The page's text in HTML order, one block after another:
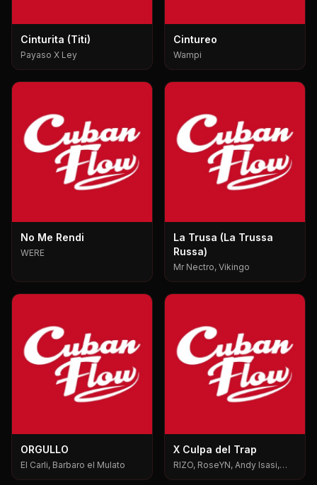
Cinturita (Titi)
Payaso X Ley
Cintureo
Wampi
No Me Rendi
WERE
La Trusa (La Trussa
Russa)
Mr Nectro, Vikingo
ORGULLO
El Carli, Barbaro el Mulato
X Culpa del Trap
RIZO, RoseYN, Andy Isasi,